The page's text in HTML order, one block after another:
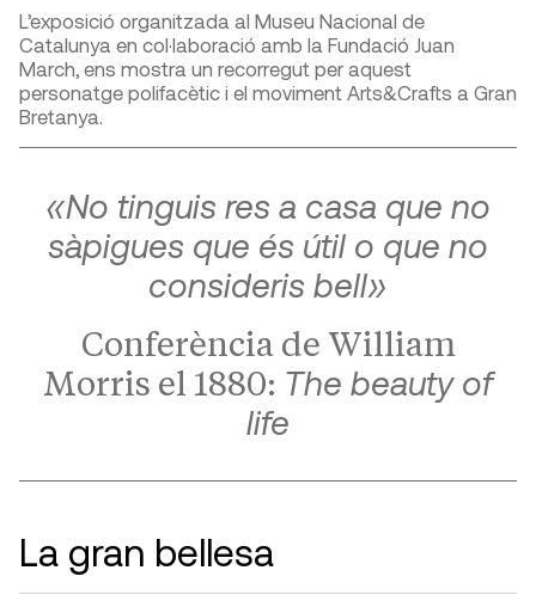
L’exposició organitzada al Museu Nacional de
Catalunya en col·laboració amb la Fundació Juan
March, ens mostra un recorregut per aquest
personatge polifacètic i el moviment Arts&Crafts a Gran
Bretanya.
«No tinguis res a casa que no
sàpigues que és útil o que no
consideris bell»
Conferència de William
Morris el 1880: The beauty of
life
La gran bellesa